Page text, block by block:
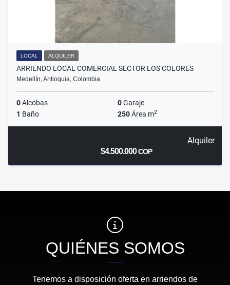
LOCAL ALQUILER
ARRIENDO LOCAL COMERCIAL SECTOR LOS COLORES
Medellín, Antioquia, Colombia
0Alcobas 0Garaje
1 Baño 250Área m2
Alquiler
$4.500.000COP
QUIÉNES SOMOS
Tenemos a disposición oferta en arriendos de